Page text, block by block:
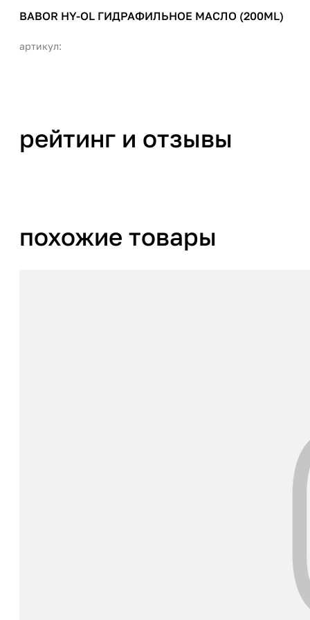
BABOR HY-OL ГИДРАФИЛЬНОЕ МАСЛО (200ML)
артикул:
рейтинг и отзывы
похожие товары